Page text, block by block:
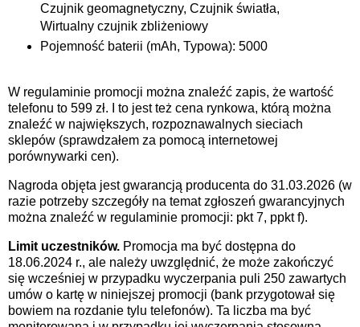
Czujnik geomagnetyczny, Czujnik światła,
Wirtualny czujnik zbliżeniowy
Pojemność baterii (mAh, Typowa): 5000
W regulaminie promocji można znaleźć zapis, że wartość
telefonu to 599 zł. I to jest też cena rynkowa, którą można
znaleźć w największych, rozpoznawalnych sieciach
sklepów (sprawdzałem za pomocą internetowej
porównywarki cen).
Nagroda objęta jest gwarancją producenta do 31.03.2026 (w
razie potrzeby szczegóły na temat zgłoszeń gwarancyjnych
można znaleźć w regulaminie promocji: pkt 7, ppkt f).
Limit uczestników. Promocja ma być dostępna do
18.06.2024 r., ale należy uwzględnić, że może zakończyć
się wcześniej w przypadku wyczerpania puli 250 zawartych
umów o kartę w niniejszej promocji (bank przygotował się
bowiem na rozdanie tylu telefonów). Ta liczba ma być